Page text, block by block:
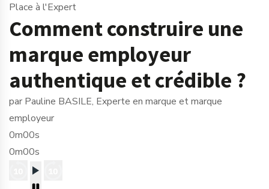
Place à l'Expert
Comment construire une
marque employeur
authentique et crédible ?
par Pauline BASILE, Experte en marque et marque
employeur
0m00s
0m00s